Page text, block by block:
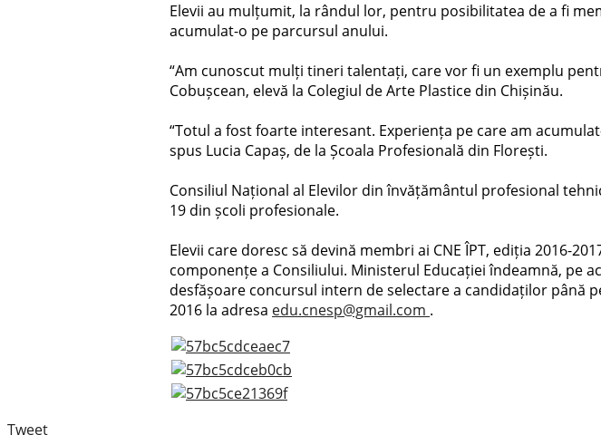
Elevii au mulțumit, la rândul lor, pentru posibilitatea de a fi
acumulat-o pe parcursul anului.
“Am cunoscut mulți tineri talentați, care vor fi un exemplu
Cobușcean, elevă la Colegiul de Arte Plastice din Chișinău.
“Totul a fost foarte interesant. Experiența pe care am
spus Lucia Capaș, de la Școala Profesională din Florești.
Consiliul Național al Elevilor din învățământul profesional
19 din școli profesionale.
Elevii care doresc să devină membri ai CNE ÎPT, ediția 2016-
componențe a Consiliului. Ministerul Educației îndeamnă, pe
desfășoare concursul intern de selectare a candidaților până
2016 la adresa edu.cnesp@gmail.com .
Tweet